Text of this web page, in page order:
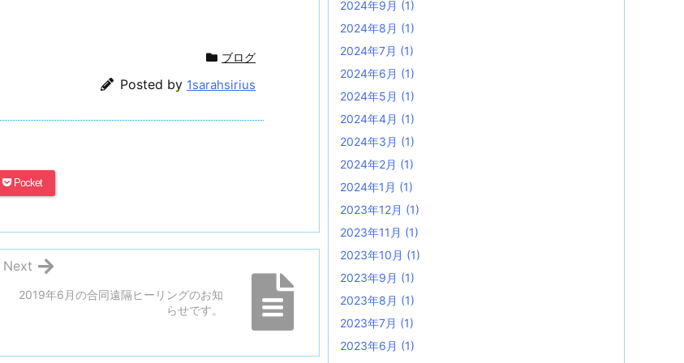
ブログ
Posted by 1sarahsirius
Pocket
2019年6月の合同遠隔ヒーリングのお知
らせです。
Next
2024年9月 (1)
2024年8月 (1)
2024年7月 (1)
2024年6月 (1)
2024年5月 (1)
2024年4月 (1)
2024年3月 (1)
2024年2月 (1)
2024年1月 (1)
2023年12月 (1)
2023年11月 (1)
2023年10月 (1)
2023年9月 (1)
2023年8月 (1)
2023年7月 (1)
2023年6月 (1)